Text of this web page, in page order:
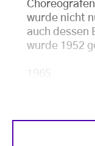
wurde nicht
auch dessen
wurde 1952
1965